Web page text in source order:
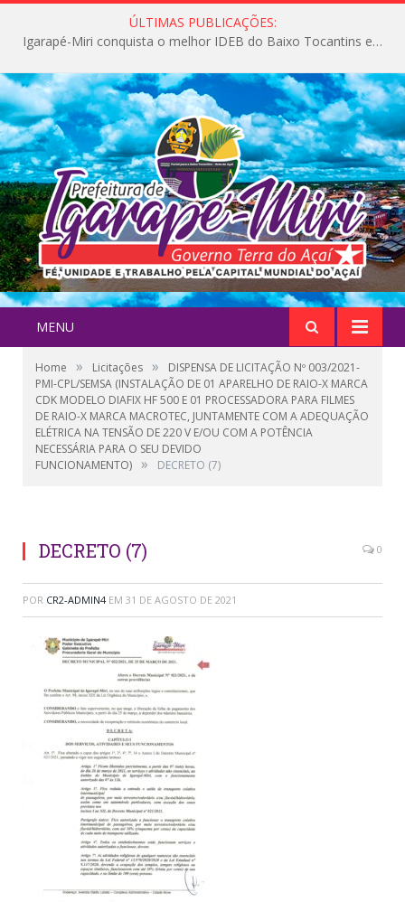
ÚLTIMAS PUBLICAÇÕES:
Igarapé-Miri conquista o melhor IDEB do Baixo Tocantins e avança na qualidade da educação pública
MENU
Home » Licitações »
DISPENSA DE LICITAÇÃO Nº 003/2021-
PMI-CPL/SEMSA (INSTALAÇÃO DE 01 APARELHO DE RAIO-X MARCA
CDK MODELO DIAFIX HF 500 E 01 PROCESSADORA PARA FILMES
DE RAIO-X MARCA MACROTEC, JUNTAMENTE COM A ADEQUAÇÃO
ELÉTRICA NA TENSÃO DE 220 V E/OU COM A POTÊNCIA
NECESSÁRIA PARA O SEU DEVIDO
FUNCIONAMENTO) » DECRETO (7)
DECRETO (7) 0
POR CR2-ADMIN4 EM 31 DE AGOSTO DE 2021